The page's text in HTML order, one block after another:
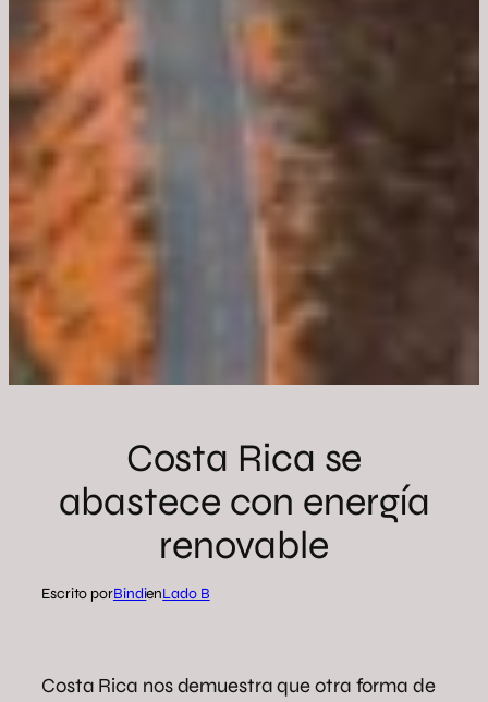
Costa Rica se
abastece con energía
renovable
Escrito porBindienLado B
Costa Rica nos demuestra que otra forma de